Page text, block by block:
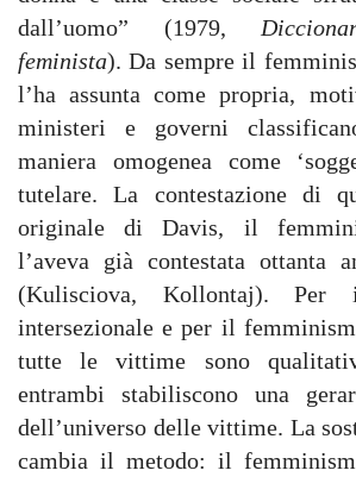
dall’uomo” (1979,
feminista). Da sempre il
l’ha assunta come propria,
ministeri e governi
maniera omogenea come
tutelare. La contestazione di
originale di Davis, il
l’aveva già contestata ottanta
(Kulisciova, Kollontaj). Per
intersezionale e per il
tutte le vittime sono
entrambi stabiliscono una
dell’universo delle vittime. La
cambia il metodo: il